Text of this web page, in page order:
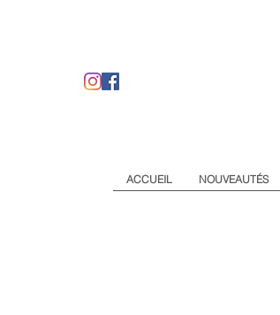
ACCUEIL NOUVEAUTÉS